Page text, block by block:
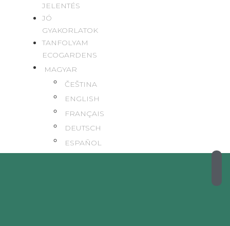
JELENTÉS
JÓ
GYAKORLATOK
TANFOLYAM
ECOGARDENS
MAGYAR
ČEŠTINA
ENGLISH
FRANÇAIS
DEUTSCH
ESPAÑOL